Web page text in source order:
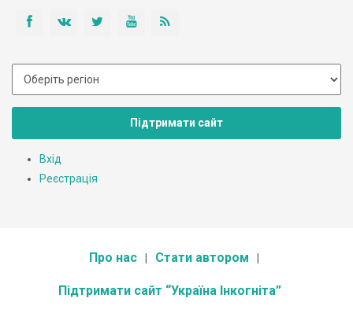
Підтримати сайт
Вхід
Реєстрація
Про нас Стати автором
Підтримати сайт “Україна Інкогніта”